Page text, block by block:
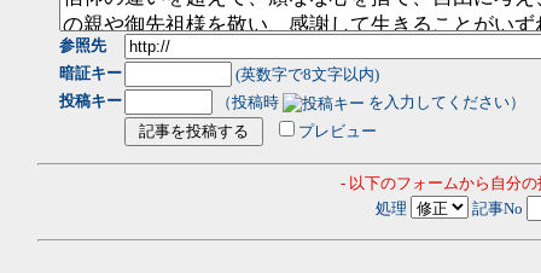
参照先
暗証キー
(英数字で8文字以内)
投稿キー
（投稿時
を入力してください）
プレビュー
- 以下のフォームから自分
処理
記事No